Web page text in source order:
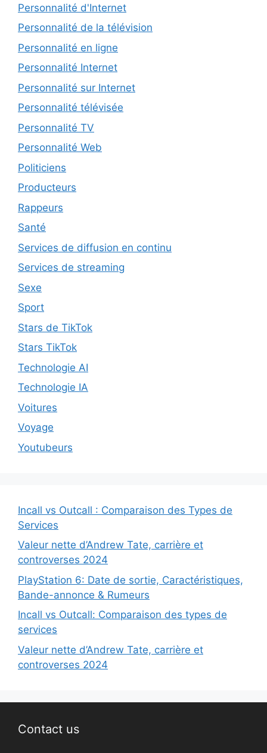
Personnalité d'Internet
Personnalité de la télévision
Personnalité en ligne
Personnalité Internet
Personnalité sur Internet
Personnalité télévisée
Personnalité TV
Personnalité Web
Politiciens
Producteurs
Rappeurs
Santé
Services de diffusion en continu
Services de streaming
Sexe
Sport
Stars de TikTok
Stars TikTok
Technologie AI
Technologie IA
Voitures
Voyage
Youtubeurs
Incall vs Outcall : Comparaison des Types de
Services
Valeur nette d’Andrew Tate, carrière et
controverses 2024
PlayStation 6: Date de sortie, Caractéristiques,
Bande-annonce & Rumeurs
Incall vs Outcall: Comparaison des types de
services
Valeur nette d’Andrew Tate, carrière et
controverses 2024
Contact us